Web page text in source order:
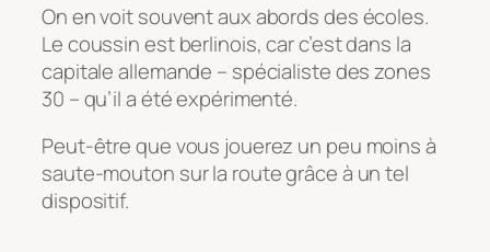
On en voit souvent aux abords des écoles.
Le coussin est berlinois, car c’est dans la
capitale allemande – spécialiste des zones
30 – qu’il a été expérimenté.
Peut-être que vous jouerez un peu moins à
saute-mouton sur la route grâce à un tel
dispositif.